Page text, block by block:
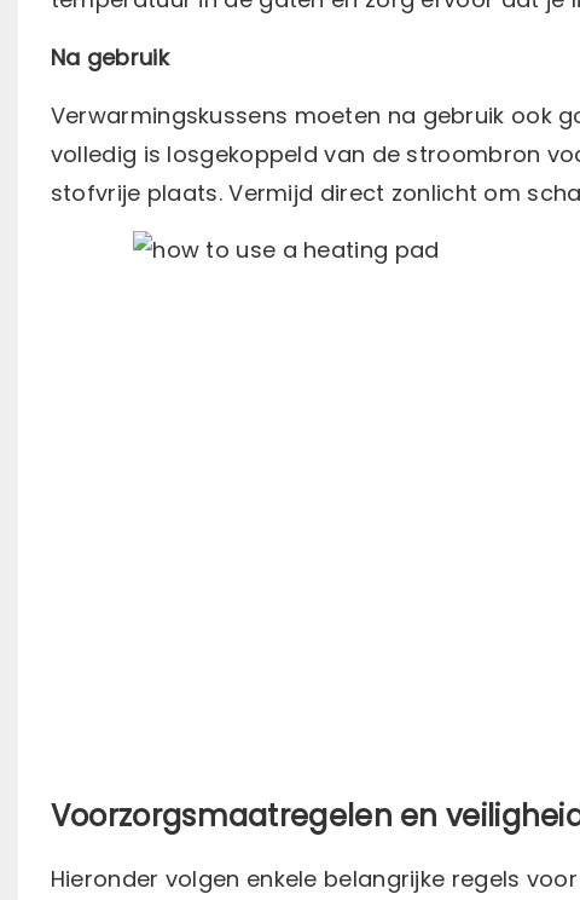
Na gebruik
Verwarmingskussens moeten na gebruik ook
volledig is losgekoppeld van de stroombron
stofvrije plaats. Vermijd direct zonlicht om
Voorzorgsmaatregelen en
Hieronder volgen enkele belangrijke regels